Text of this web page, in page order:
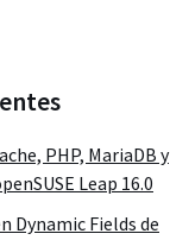
PHP, MariaDB y
Leap 16.0
Dynamic Fields de